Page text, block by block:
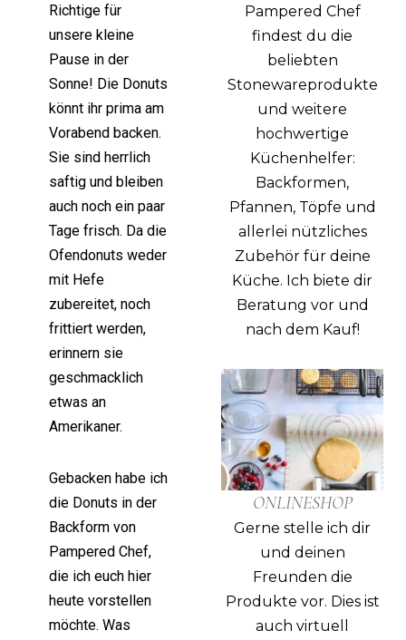
Richtige für
unsere kleine
Pause in der
Sonne! Die Donuts
könnt ihr prima am
Vorabend backen.
Sie sind herrlich
saftig und bleiben
auch noch ein paar
Tage frisch. Da die
Ofendonuts weder
mit Hefe
zubereitet, noch
frittiert werden,
erinnern sie
geschmacklich
etwas an
Amerikaner.
Gebacken habe ich
die Donuts in der
Backform von
Pampered Chef,
die ich euch hier
heute vorstellen
möchte. Was
Pampered Chef
findest du die
beliebten
Stonewareprodukte
und weitere
hochwertige
Küchenhelfer:
Backformen,
Pfannen, Töpfe und
allerlei nützliches
Zubehör für deine
Küche. Ich biete dir
Beratung vor und
nach dem Kauf!
ONLINESHOP
Gerne stelle ich dir
und deinen
Freunden die
Produkte vor. Dies ist
auch virtuell